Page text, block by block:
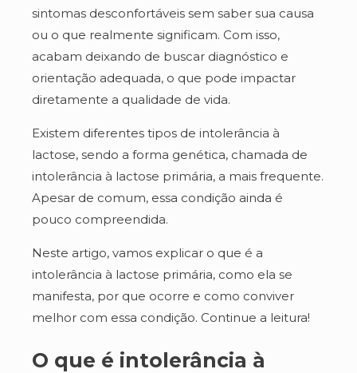
sintomas desconfortáveis sem saber sua causa
ou o que realmente significam. Com isso,
acabam deixando de buscar diagnóstico e
orientação adequada, o que pode impactar
diretamente a qualidade de vida.
Existem diferentes tipos de intolerância à
lactose, sendo a forma genética, chamada de
intolerância à lactose primária, a mais frequente.
Apesar de comum, essa condição ainda é
pouco compreendida.
Neste artigo, vamos explicar o que é a
intolerância à lactose primária, como ela se
manifesta, por que ocorre e como conviver
melhor com essa condição. Continue a leitura!
O que é intolerância à